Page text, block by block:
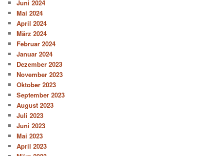
Juni 2024
Mai 2024
April 2024
März 2024
Februar 2024
Januar 2024
Dezember 2023
November 2023
Oktober 2023
September 2023
August 2023
Juli 2023
Juni 2023
Mai 2023
April 2023